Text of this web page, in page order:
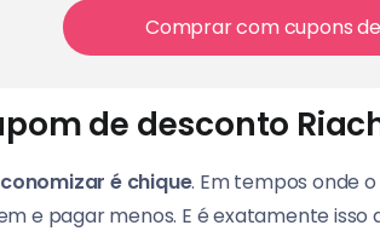
Comprar com cupons
de desconto
é chique. Em tempos onde
e pagar menos. E é exatamente isso